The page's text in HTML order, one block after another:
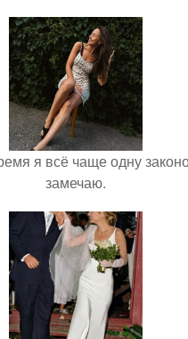
я всё чаще одну
замечаю.